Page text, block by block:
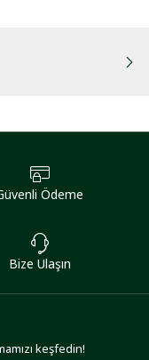
Ödeme
Bize Ulaşın
keşfedin!